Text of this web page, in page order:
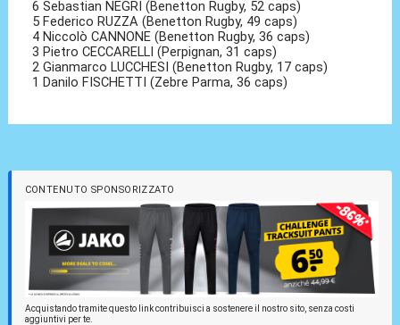
6 Sebastian NEGRI (Benetton Rugby, 52 caps)
5 Federico RUZZA (Benetton Rugby, 49 caps)
4 Niccolò CANNONE (Benetton Rugby, 36 caps)
3 Pietro CECCARELLI (Perpignan, 31 caps)
2 Gianmarco LUCCHESI (Benetton Rugby, 17 caps)
1 Danilo FISCHETTI (Zebre Parma, 36 caps)
CONTENUTO SPONSORIZZATO
Acquistando tramite questo link contribuisci a sostenere il nostro sito, senza costi
aggiuntivi per te.